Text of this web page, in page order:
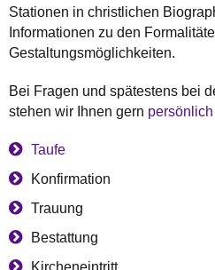
Stationen in christlichen
Informationen zu den
Gestaltungsmöglichkeiten.
Bei Fragen und spätestens bei
stehen wir Ihnen gern persönlich
Taufe
Konfirmation
Trauung
Bestattung
Kircheneintritt